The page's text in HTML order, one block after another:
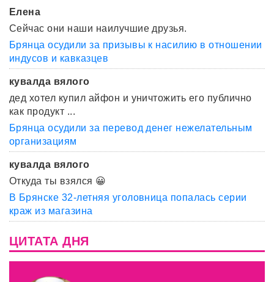
Елена
Сейчас они наши наилучшие друзья.
Брянца осудили за призывы к насилию в отношении
индусов и кавказцев
кувалда вялого
дед хотел купил айфон и уничтожить его публично
как продукт ...
Брянца осудили за перевод денег нежелательным
организациям
кувалда вялого
Откуда ты взялся 😀
В Брянске 32-летняя уголовница попалась серии
краж из магазина
ЦИТАТА ДНЯ